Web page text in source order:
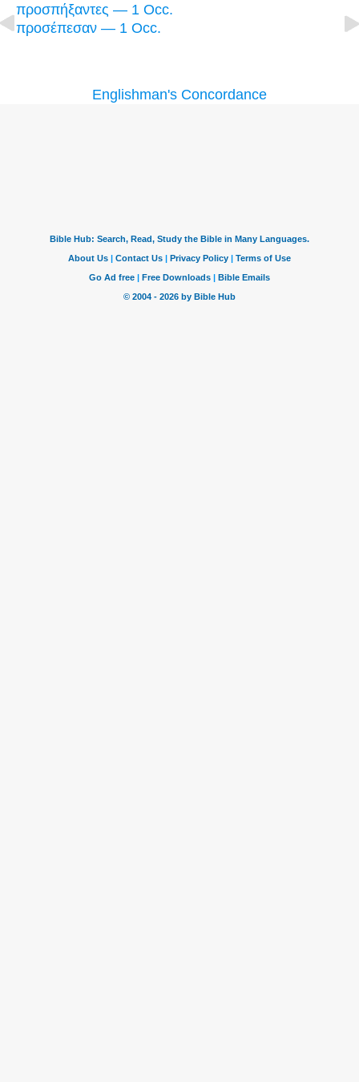
προσπήξαντες — 1 Occ.
προσέπεσαν — 1 Occ.
Englishman's Concordance